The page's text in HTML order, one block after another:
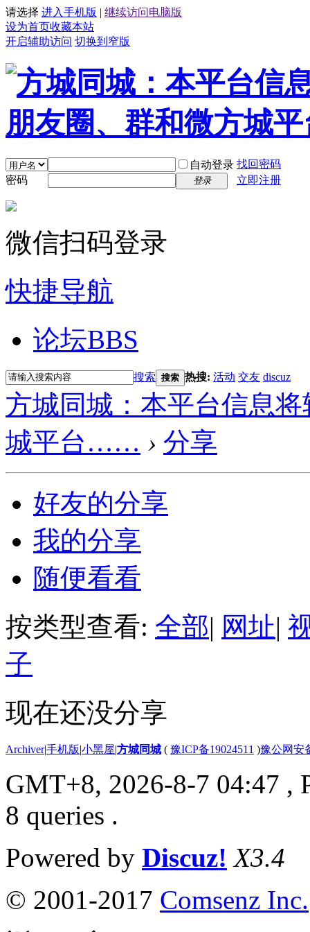
请选择 进入手机版 | 继续访问电脑版
设为首页收藏本站
开启辅助访问 切换到窄版
自动登录 找回密码
密码
登录 立即注册
微信扫码登录
快捷导航
论坛BBS
搜索 搜索 热搜: 活动 交友 discuz
方城同城：本平台信息
城平台…… › 分享
好友的分享
我的分享
随便看看
按类型查看: 全部| 网址|
子
现在还没分享
Archiver|手机版|小黑屋|方城同城 ( 豫ICP备19024511 )豫公网安
GMT+8, 2026-8-7 04:47 ,
8 queries .
Powered by Discuz! X3.4
© 2001-2017 Comsenz Inc.